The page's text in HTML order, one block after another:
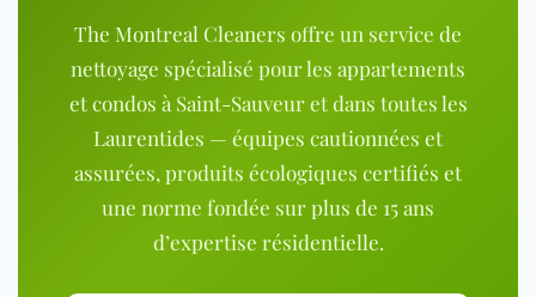
The Montreal Cleaners offre un service de
nettoyage spécialisé pour les appartements
et condos à Saint-Sauveur et dans toutes les
Laurentides — équipes cautionnées et
assurées, produits écologiques certifiés et
une norme fondée sur plus de 15 ans
d’expertise résidentielle.